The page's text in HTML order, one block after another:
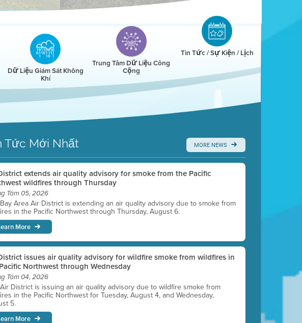
Dữ Liệu Giám Sát Không
Khí
Trung Tâm Dữ Liệu Công
Cộng
Tin Tức / Sự Kiện / Lịch
Tức Mới Nhất MORE NEWS
extends air quality advisory for smoke from the Pacific
wildfires through Thursday
Tám 05, 2026
Area Air District is extending an air quality advisory due to smoke from
in the Pacific Northwest through Thursday, August 6.
More
issues air quality advisory for wildfire smoke from wildfires in
Northwest through Wednesday
Tám 04, 2026
District is issuing an air quality advisory due to wildfire smoke from
in the Pacific Northwest for Tuesday, August 4, and Wednesday,
5.
More